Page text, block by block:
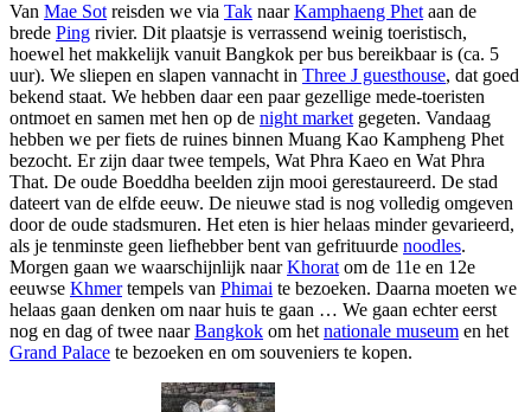
Van Mae Sot reisden we via Tak naarKamphaeng Phet aan de
brede Ping rivier. Dit plaatsje is verrassend weinig toeristisch,
hoewel het makkelijk vanuit Bangkok per bus bereikbaar is (ca. 5
uur). We sliepen en slapen vannacht in Three J guesthouse, dat goed
bekend staat. We hebben daar een paar gezellige mede-toeristen
ontmoet en samen met hen op de night market gegeten. Vandaag
hebben we per fiets de ruines binnen Muang Kao Kampheng Phet
bezocht. Er zijn daar twee tempels, Wat Phra Kaeo en Wat Phra
That. De oude Boeddha beelden zijn mooi gerestaureerd. De stad
dateert van de elfde eeuw. De nieuwe stad is nog volledig omgeven
door de oude stadsmuren. Het eten is hier helaas minder gevarieerd,
als je tenminste geen liefhebber bent van gefrituurde noodles.
Morgen gaan we waarschijnlijk naarKhorat om de 11e en 12e
eeuwse Khmertempels van Phimai te bezoeken. Daarna moeten we
helaas gaan denken om naar huis te gaan … We gaan echter eerst
nog en dag of twee naarBangkok om het nationale museum en het
Grand Palace te bezoeken en om souveniers te kopen.